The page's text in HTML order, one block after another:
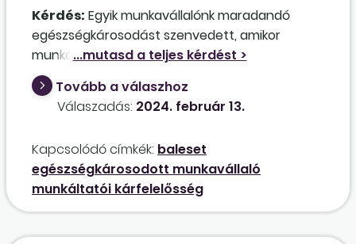
Kérdés: Egyik munkavállalónk maradandó
egészségkárosodást szenvedett, amikor
munkavégzés közben egy emelési folyamatnál
jobb karjában fájdalmat érzett; kiderült, hogy
mélyizomszakadása lett, és a csuklójának
mozgása beszűkült. A munkavállaló korábban
küzdősportot, de azt éppen azért hagyta abba,
mert jobb csuklója állandóan fájt. Ilyen
egészségügyi előzményekkel nem rendelkező
munkavállalóinknál ez a munkafolyamat soha
nem okozott még semmilyen problémát. Nem
Tovább a válaszhoz
Válaszadás: 2024. február 13.
Kapcsolódó címkék: baleset
egészségkárosodott munkavállaló
munkáltatói kárfelelősség